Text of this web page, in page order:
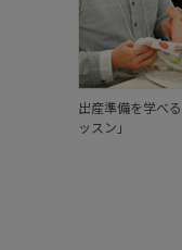
出産準備を学べ
ッスン」